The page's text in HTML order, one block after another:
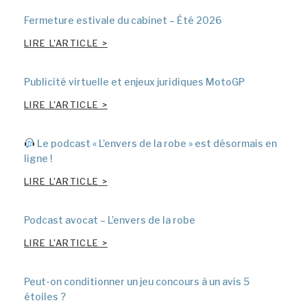
Fermeture estivale du cabinet – Été 2026
LIRE L'ARTICLE >
Publicité virtuelle et enjeux juridiques MotoGP
LIRE L'ARTICLE >
Le podcast « L’envers de la robe » est désormais en
ligne !
LIRE L'ARTICLE >
Podcast avocat – L’envers de la robe
LIRE L'ARTICLE >
Peut-on conditionner un jeu concours à un avis 5
étoiles ?